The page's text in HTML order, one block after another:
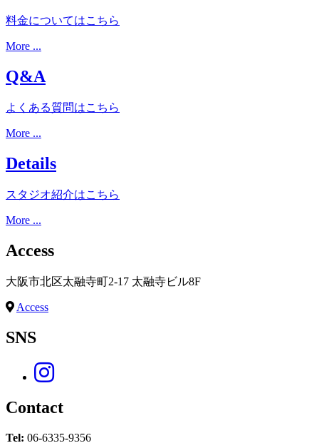
料金についてはこちら
More ...
Q&A
よくある質問はこちら
More ...
Details
スタジオ紹介はこちら
More ...
Access
大阪市北区太融寺町2-17 太融寺ビル8F
Access
SNS
Contact
Tel: 06-6335-9356